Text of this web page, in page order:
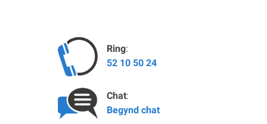
Ring:
52 10 50 24
Chat:
Begynd chat